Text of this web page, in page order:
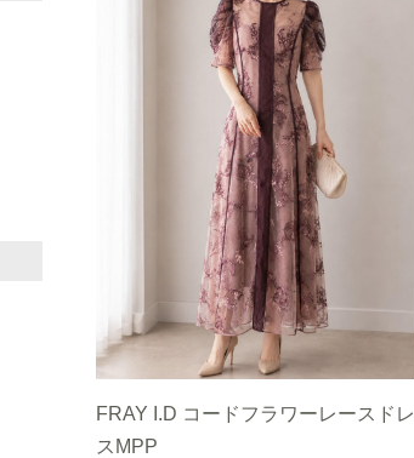
FRAY I.D コードフラワーレースドレ
スMPP